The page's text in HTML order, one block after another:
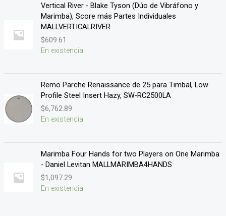
Vertical River - Blake Tyson (Dúo de Vibráfono y
Marimba), Score más Partes Individuales
MALLVERTICALRIVER
$609.61
En existencia
Remo Parche Renaissance de 25 para Timbal, Low
Profile Steel Insert Hazy, SW-RC2500LA
$6,762.89
En existencia
Marimba Four Hands for two Players on One Marimba
- Daniel Levitan MALLMARIMBA4HANDS
$1,097.29
En existencia